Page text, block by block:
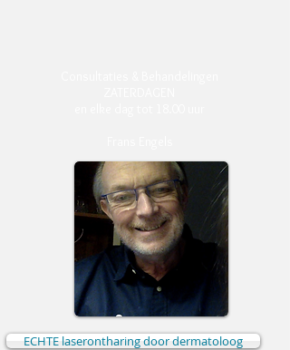
ECHTE laserontharing door dermatoloog